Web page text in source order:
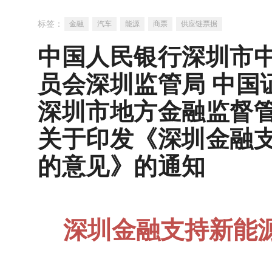
标签： 金融 汽车 能源 商票 供应链票据
中国人民银行深圳市
员会深圳监管局 中
深圳市地方金融监督
关于印发《深圳金融
的意见》的通知
深圳金融支持新能